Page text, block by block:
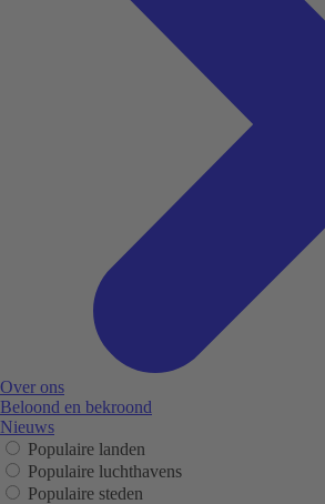
Over ons
Beloond en bekroond
Nieuws
Populaire landen
Populaire luchthavens
Populaire steden